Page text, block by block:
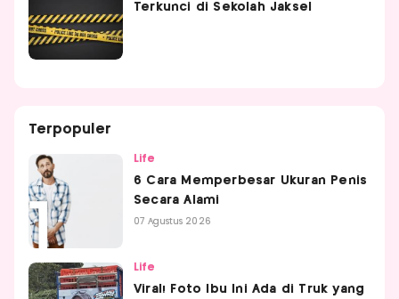
Terkunci di Sekolah Jaksel
Terpopuler
Life
6 Cara Memperbesar Ukuran Penis
Secara Alami
07 Agustus 2026
Life
Viral! Foto Ibu Ini Ada di Truk yang